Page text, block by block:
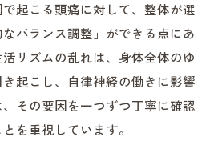
に整体が注目する自律神経の
ら読み解く自律神経失調症の
起こる頭痛に対して、整体が選
バランス調整」ができる点にあ
リズムの乱れは、身体全体のゆ
起こし、自律神経の働きに影響
その要因を一つずつ丁寧に確認
を重視しています。